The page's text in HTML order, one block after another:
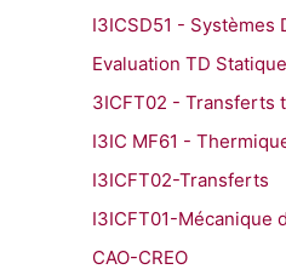
I3ICSD51 - Systèmes
Evaluation TD Statique
3ICFT02 - Transferts
I3IC MF61 -
I3ICFT02-Transferts
I3ICFT01-Mécanique
CAO-CREO